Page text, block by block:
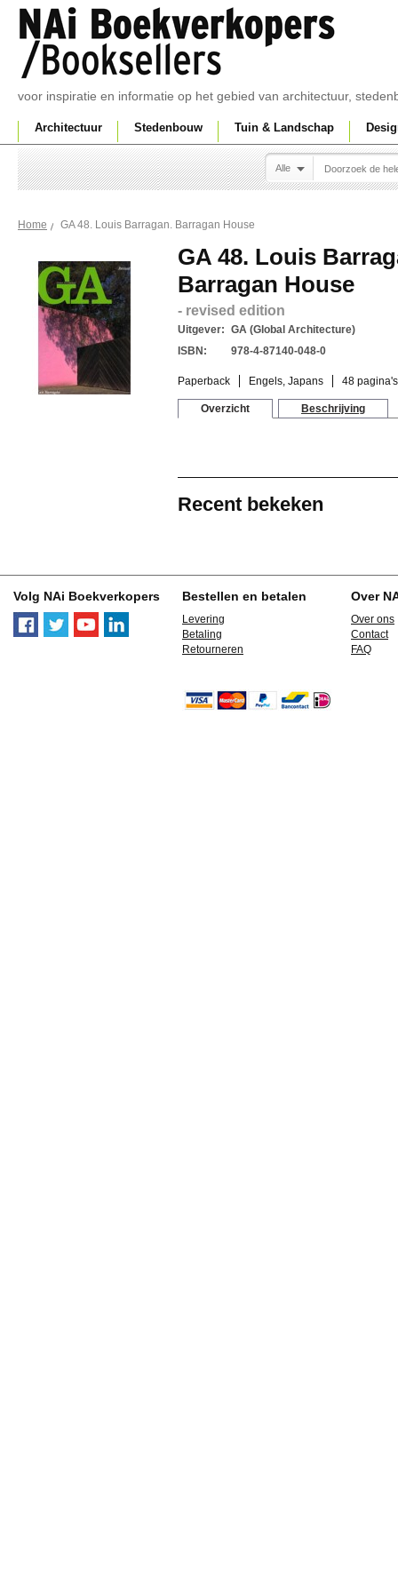
voor inspiratie en informatie op het gebied van architectuur,
Architectuur Stedenbouw Tuin & Landschap
Alle
Home GA 48. Louis Barragan. Barragan House
GA 48. Louis
Barragan House
- revised edition
Uitgever: GA (Global Architecture)
ISBN:
978-4-87140-048-0
Paperback Engels, Japans 48 pagina's
Overzicht Beschrijving
Recent bekeken
Volg NAi Boekverkopers Bestellen en betalen
Levering
Betaling
Retourneren
Over
Over ons
Contact
FAQ